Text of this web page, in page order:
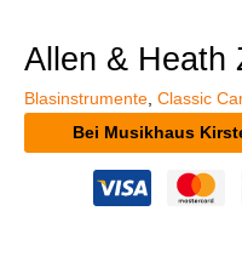
Allen & Heath
Blasinstrumente Classic
Bei Musikhaus